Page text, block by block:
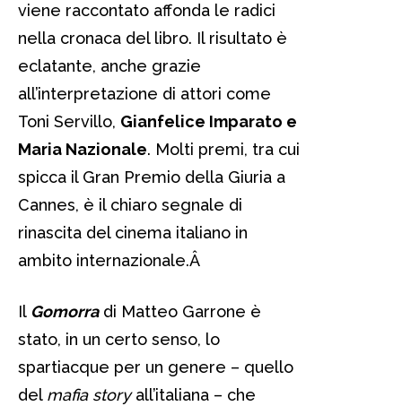
viene raccontato affonda le radici
nella cronaca del libro. Il risultato è
eclatante, anche grazie
all’interpretazione di attori come
Toni Servillo, Gianfelice Imparato e
Maria Nazionale. Molti premi, tra cui
spicca il Gran Premio della Giuria a
Cannes, è il chiaro segnale di
rinascita del cinema italiano in
ambito internazionale.Â
Il Gomorradi Matteo Garrone è
stato, in un certo senso, lo
spartiacque per un genere – quello
del mafia storyall’italiana – che